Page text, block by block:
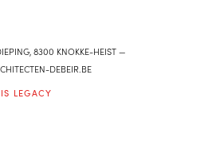
8300 KNOKKE-HEIST—
DEBEIR.BE
LEGACY